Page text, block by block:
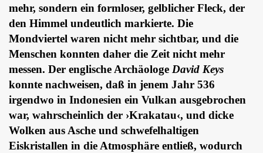
mehr, sondern ein formloser, gelblicher Fleck, der
den Himmel undeutlich markierte. Die
Mondviertel waren nicht mehr sichtbar, und die
Menschen konnten daher die Zeit nicht mehr
messen. Der englische Archäologe David Keys
konnte nachweisen, daß in jenem Jahr 536
irgendwo in Indonesien ein Vulkan ausgebrochen
war, wahrscheinlich der ›Krakatau‹, und dicke
Wolken aus Asche und schwefelhaltigen
Eiskristallen in die Atmosphäre entließ, wodurch